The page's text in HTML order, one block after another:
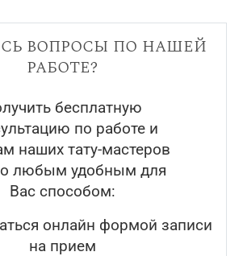
вопросы по нашей
работе?
бесплатную
по работе и
наших тату-мастеров
любым удобным для
Вас способом:
онлайн формой записи
на прием